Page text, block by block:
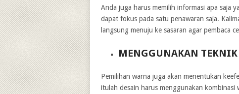
Anda juga harus memilih informasi apa saja
dapat fokus pada satu penawaran saja.
langsung menuju ke sasaran agar pembaca
MENGGUNAKAN TEKNIK
Pemilihan warna juga akan menentukan
itulah desain harus menggunakan